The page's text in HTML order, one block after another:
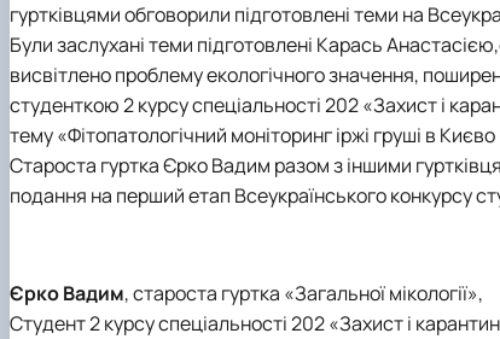
гуртківцями обговорили підготовлені теми на
Були заслухані теми підготовлені Карась
висвітлено проблему екологічного значення,
студенткою 2 курсу спеціальності 202 «Захист і
тему «Фітопатологічний моніторинг іржі груші в
Староста гуртка Єрко Вадим разом з іншими
подання на перший етап Всеукраїнського конкурсу
Єрко Вадим, староста гуртка «Загальної мікології»,
Студент 2 курсу спеціальності 202 «Захист і